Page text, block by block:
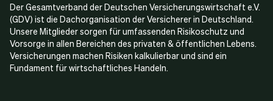
Der Gesamtverband der Deutschen Versicherungswirtschaft e.V.
(GDV) ist die Dachorganisation der Versicherer in Deutschland.
Unsere Mitglieder sorgen für umfassenden Risikoschutz und
Vorsorge in allen Bereichen des privaten & öffentlichen Lebens.
Versicherungen machen Risiken kalkulierbar und sind ein
Fundament für wirtschaftliches Handeln.